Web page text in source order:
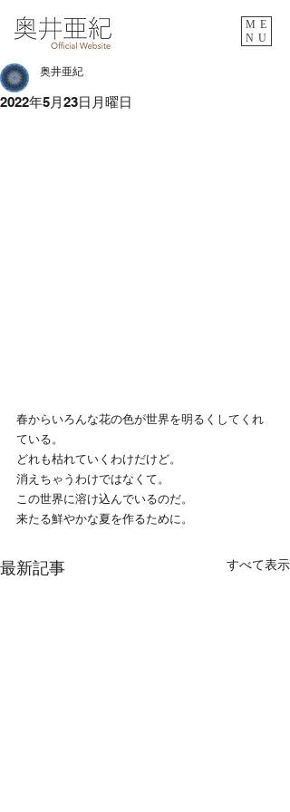
ME
NU
2022年5月23日月曜日
奥井亜紀
春からいろんな花の色が世界を明るくしてくれ
ている。
どれも枯れていくわけだけど。
消えちゃうわけではなくて。
この世界に溶け込んでいるのだ。
来たる鮮やかな夏を作るために。
最新記事 すべて表示